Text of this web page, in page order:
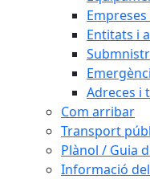
Entitats i
Adreces i
Com arribar
Transport
Plànol / Guia
Informació